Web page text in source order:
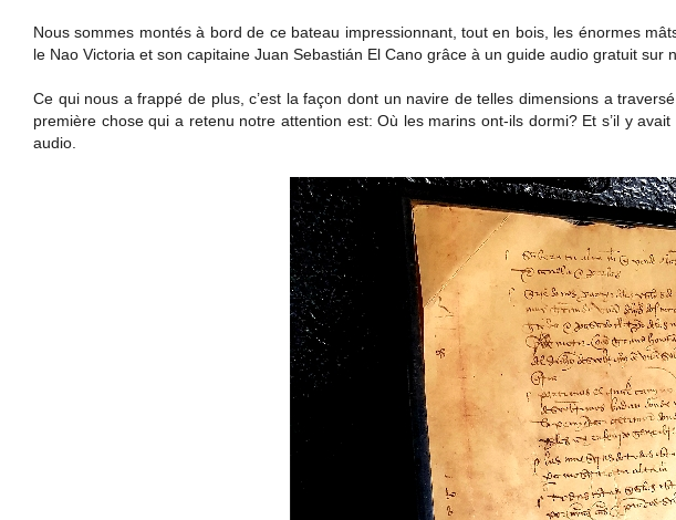
Nous sommes montés à bord de ce bateau impressionnant, tout en bois, les énormes
le Nao Victoria et son capitaine Juan Sebastián El Cano grâce à un guide audio gratuit sur
Ce qui nous a frappé de plus, c’est la façon dont un navire de telles dimensions a
première chose qui a retenu notre attention est: Où les marins ont-ils dormi? Et s’il y
audio.